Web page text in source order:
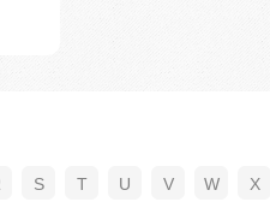
S T U V W X